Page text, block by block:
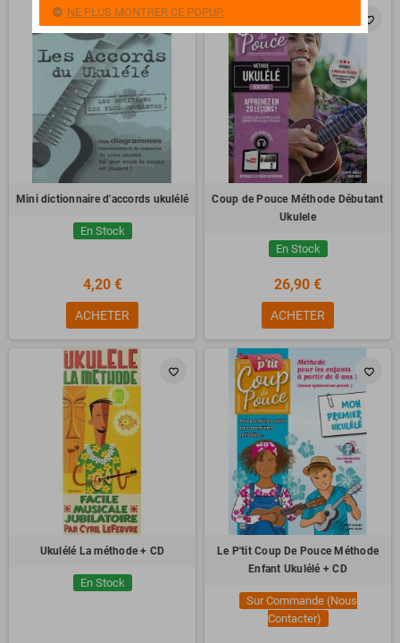
favorite_border
Mini dictionnaire d'accords ukulélé
En Stock
4,20 €
ACHETER
favorite_border
Coup de Pouce Méthode Débutant
Ukulele
En Stock
26,90 €
ACHETER
favorite_border
Ukulélé La méthode + CD
En Stock
favorite_border
Le P'tit Coup De Pouce Méthode
Enfant Ukulélé + CD
Sur Commande (Nous
Contacter)
NE PLUS MONTRER CE POPUP.